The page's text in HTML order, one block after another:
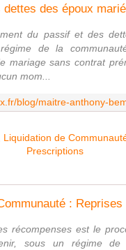
du passif et des
de la
mariage sans contrat
mom...
récompenses est le
sous un régime de